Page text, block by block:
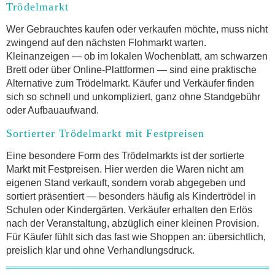
Trödelmarkt
Wer Gebrauchtes kaufen oder verkaufen möchte, muss nicht
zwingend auf den nächsten Flohmarkt warten.
Kleinanzeigen — ob im lokalen Wochenblatt, am schwarzen
Brett oder über Online-Plattformen — sind eine praktische
Alternative zum Trödelmarkt. Käufer und Verkäufer finden
sich so schnell und unkompliziert, ganz ohne Standgebühr
oder Aufbauaufwand.
Sortierter Trödelmarkt mit Festpreisen
Eine besondere Form des Trödelmarkts ist der sortierte
Markt mit Festpreisen. Hier werden die Waren nicht am
eigenen Stand verkauft, sondern vorab abgegeben und
sortiert präsentiert — besonders häufig als Kindertrödel in
Schulen oder Kindergärten. Verkäufer erhalten den Erlös
nach der Veranstaltung, abzüglich einer kleinen Provision.
Für Käufer fühlt sich das fast wie Shoppen an: übersichtlich,
preislich klar und ohne Verhandlungsdruck.